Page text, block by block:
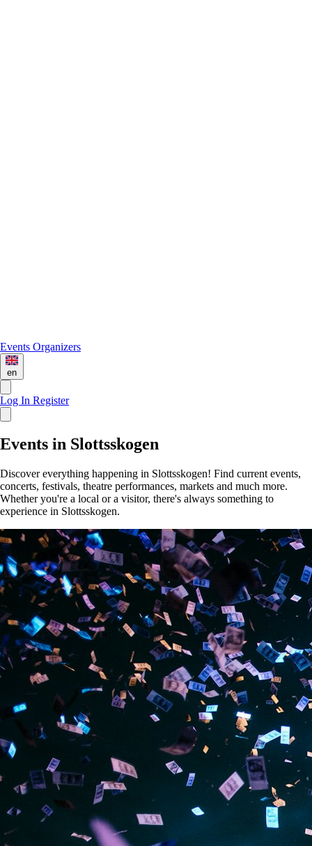
Events Organizers
en
Log In Register
Events in Slottsskogen
Discover everything happening in Slottsskogen! Find current events,
concerts, festivals, theatre performances, markets and much more.
Whether you're a local or a visitor, there's always something to
experience in Slottsskogen.